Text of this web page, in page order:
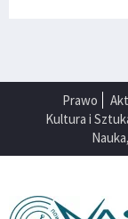
Prawo
Kultura i